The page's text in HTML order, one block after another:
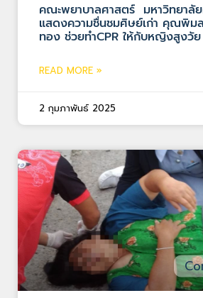
คณะพยาบาลศาสตร์ มหาวิทยาลั
แสดงความชื่นชมศิษย์เก่า คุณพิ
ทอง ช่วยทำCPR ให้กับหญิงสูงวัย
READ MORE »
2 กุมภาพันธ์ 2025